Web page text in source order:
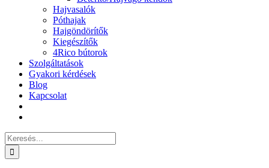
Hajvasalók
Póthajak
Hajgöndörítők
Kiegészítők
4Rico bútorok
Szolgáltatások
Gyakori kérdések
Blog
Kapcsolat
Keresés...